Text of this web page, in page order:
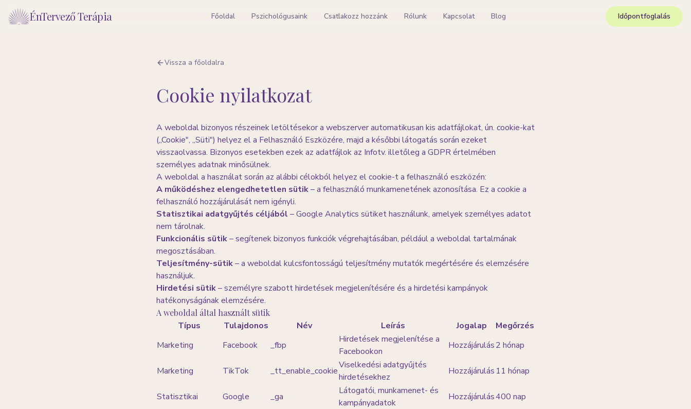
ÉnTervező Terápia Főoldal Pszichológusaink Csatlakozz hozzánk Rólunk Kapcsolat Blog Időpontfoglalás
Vissza a főoldalra
Cookie nyilatkozat
A weboldal bizonyos részeinek letöltésekor a webszerver automatikusan kis adatfájlokat, ún. cookie-kat
(„Cookie", „Süti") helyez el a Felhasználó Eszközére, majd a későbbi látogatás során ezeket
visszaolvassa. Bizonyos esetekben ezek az adatfájlok az Infotv. illetőleg a GDPR értelmében
személyes adatnak minősülnek.
A weboldal a használat során az alábbi célokból helyez el cookie-t a felhasználó eszközén:
A működéshez elengedhetetlen sütik– a felhasználó munkamenetének azonosítása. Ez a cookie a
felhasználó hozzájárulását nem igényli.
Statisztikai adatgyűjtés céljából – Google Analytics sütiket használunk, amelyek személyes adatot
nem tárolnak.
Funkcionális sütik– segítenek bizonyos funkciók végrehajtásában, például a weboldal tartalmának
megosztásában.
Teljesítmény-sütik– a weboldal kulcsfontosságú teljesítmény mutatók megértésére és elemzésére
használjuk.
Hirdetési sütik– személyre szabott hirdetések megjelenítésére és a hirdetési kampányok
hatékonyságának elemzésére.
A weboldal által használt sütik
Típus Tulajdonos Név Leírás Jogalap
Megőrzés
Marketing
Facebook _fbp
Hirdetések megjelenítése a
Facebookon
Hozzájárulás2 hónap
Marketing TikTok _tt_enable_cookie
Viselkedési adatgyűjtés
hirdetésekhez
Hozzájárulás 11 hónap
Statisztikai Google _ga
Látogatói, munkamenet- és
kampányadatok
Hozzájárulás400 nap